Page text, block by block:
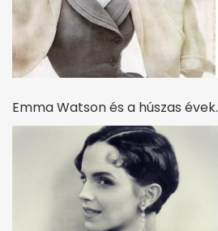
Emma Watson és a húszas évek.